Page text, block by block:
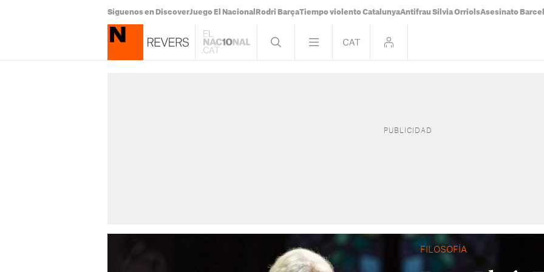
Síguenos en DiscoverJuego El Nacional Rodri BarçaTiempo violento CatalunyaAntifrau Sílvia OrriolsAsesinato
FILOSOFÍA